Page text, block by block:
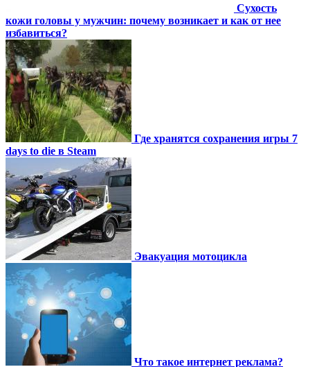
Сухость
кожи головы у мужчин: почему возникает и как от нее
избавиться?
Где хранятся сохранения игры 7
days to die в Steam
Эвакуация мотоцикла
Что такое интернет реклама?